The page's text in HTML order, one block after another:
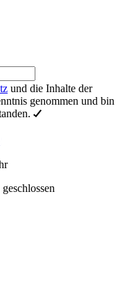
und die Inhalte der
genommen und bin